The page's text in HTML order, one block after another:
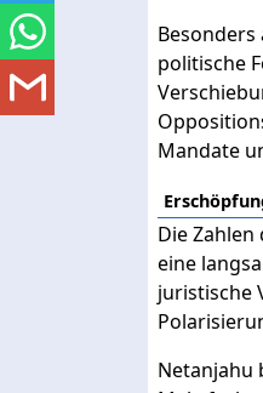
politische
Mandate
Die
eine
juristische
Netanjahu